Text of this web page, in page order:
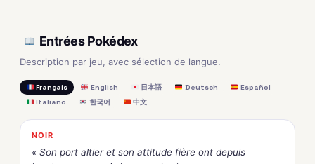
Entrées Pokédex
Description par jeu, avec sélection de langue.
Français English 日本語 Deutsch
Español
Italiano
한국어 中文
NOIR
« Son port altier et son attitude fière ont depuis